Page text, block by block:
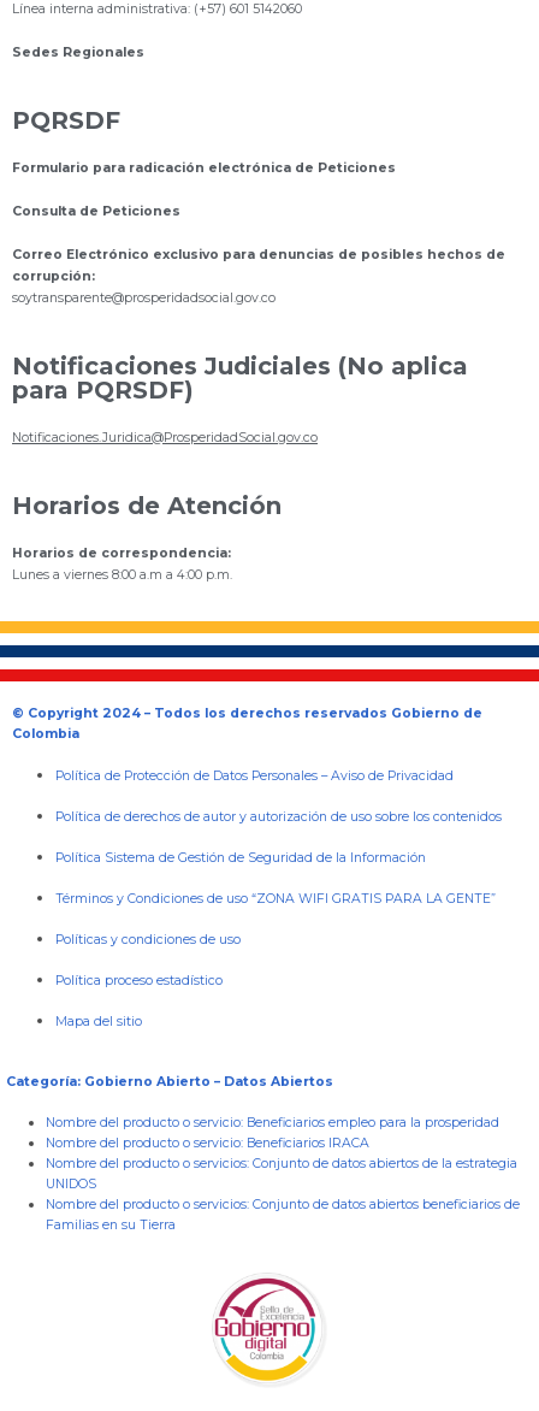
Línea interna administrativa: (+57) 601 5142060
Sedes Regionales
PQRSDF
Formulario para radicación electrónica de Peticiones
Consulta de Peticiones
Correo Electrónico exclusivo para denuncias de posibles hechos de
corrupción:
soytransparente@prosperidadsocial.gov.co
Notificaciones Judiciales (No aplica
para PQRSDF)
Notificaciones.Juridica@ProsperidadSocial.gov.co
Horarios de Atención
Horarios de correspondencia:
Lunes a viernes 8:00 a.m a 4:00 p.m.
© Copyright 2024 – Todos los derechos reservados Gobierno de
Colombia
Política de Protección de Datos Personales –Aviso de Privacidad
Política de derechos de autor y autorización de uso sobre los contenidos
Política Sistema de Gestión de Seguridad de la Información
Términos y Condiciones de uso “ZONA WIFI GRATIS PARA LA GENTE”
Políticas y condiciones de uso
Política proceso estadístico
Mapa del sitio
Categoría: Gobierno Abierto – Datos Abiertos
Nombre del producto o servicio: Beneficiarios empleo para la prosperidad
Nombre del producto o servicio: Beneficiarios IRACA
Nombre del producto o servicios: Conjunto de datos abiertos de la estrategia
UNIDOS
Nombre del producto o servicios: Conjunto de datos abiertos beneficiarios de
Familias en su Tierra